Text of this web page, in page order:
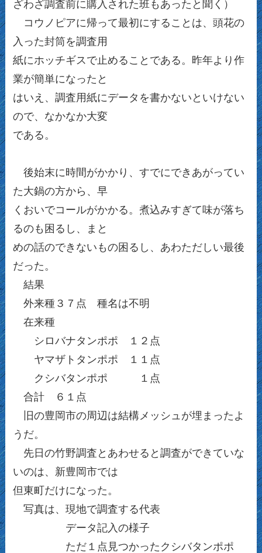
ざわざ調査前に購入された班もあったと聞く）
コウノピアに帰って最初にすることは、頭花の
入った封筒を調査用
紙にホッチギスで止めることである。昨年より作
業が簡単になったと
はいえ、調査用紙にデータを書かないといけない
ので、なかなか大変
である。
後始末に時間がかかり、すでにできあがってい
た大鍋の方から、早
くおいでコールがかかる。煮込みすぎて味が落ち
るのも困るし、まと
めの話のできないもの困るし、あわただしい最後
だった。
結果
外来種３７点 種名は不明
在来種
シロバナタンポポ １２点
ヤマザトタンポポ １１点
クシバタンポポ １点
合計 ６１点
旧の豊岡市の周辺は結構メッシュが埋まったよ
うだ。
先日の竹野調査とあわせると調査ができていな
いのは、新豊岡市では
但東町だけになった。
写真は、現地で調査する代表
データ記入の様子
ただ１点見つかったクシバタンポポ